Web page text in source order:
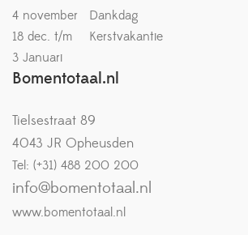
4 november
Dankdag
18 dec. t/m
Kerstvakantie
3 Januari
Bomentotaal.nl
Tielsestraat 89
4043 JR Opheusden
Tel: (+31) 488 200 200
info@bomentotaal.nl
www.bomentotaal.nl